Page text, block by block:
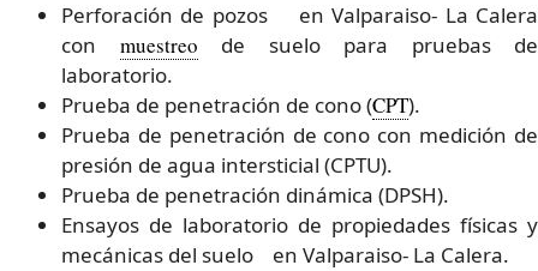
Perforación de pozos en Valparaiso- La Calera
con muestreo de suelo para pruebas de
laboratorio.
Prueba de penetración de cono (CPT).
Prueba de penetración de cono con medición de
presión de agua intersticial (CPTU).
Prueba de penetración dinámica (DPSH).
Ensayos de laboratorio de propiedades físicas y
mecánicas del suelo en Valparaiso- La Calera.